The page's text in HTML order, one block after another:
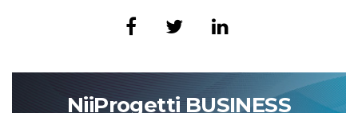
NiiProgetti BUSINESS